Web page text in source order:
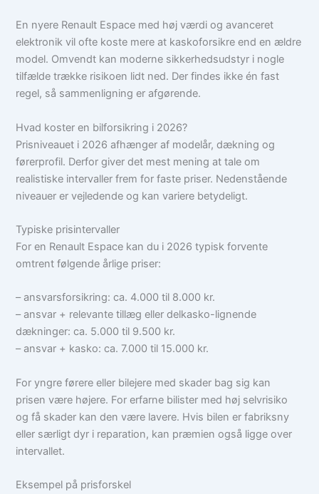
En nyere Renault Espace med høj værdi og avanceret
elektronik vil ofte koste mere at kaskoforsikre end en ældre
model. Omvendt kan moderne sikkerhedsudstyr i nogle
tilfælde trække risikoen lidt ned. Der findes ikke én fast
regel, så sammenligning er afgørende.
Hvad koster en bilforsikring i 2026?
Prisniveauet i 2026 afhænger af modelår, dækning og
førerprofil. Derfor giver det mest mening at tale om
realistiske intervaller frem for faste priser. Nedenstående
niveauer er vejledende og kan variere betydeligt.
Typiske prisintervaller
For en Renault Espace kan du i 2026 typisk forvente
omtrent følgende årlige priser:
– ansvarsforsikring: ca. 4.000 til 8.000 kr.
– ansvar + relevante tillæg eller delkasko-lignende
dækninger: ca. 5.000 til 9.500 kr.
– ansvar + kasko: ca. 7.000 til 15.000 kr.
For yngre førere eller bilejere med skader bag sig kan
prisen være højere. For erfarne bilister med høj selvrisiko
og få skader kan den være lavere. Hvis bilen er fabriksny
eller særligt dyr i reparation, kan præmien også ligge over
intervallet.
Eksempel på prisforskel